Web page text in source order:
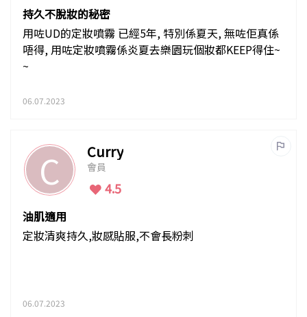
持久不脫妝的秘密
用咗UD的定妝噴霧 已經5年, 特別係夏天, 無咗佢真係
唔得, 用咗定妝噴霧係炎夏去樂園玩個妝都KEEP得住~
~
06.07.2023
C Curry
會員
4.5
油肌適用
定妝清爽持久,妝感貼服,不會長粉刺
06.07.2023